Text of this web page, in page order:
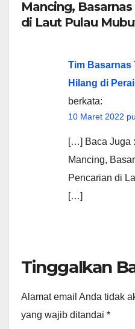
Mancing,
di Laut Pulau
Tim Basarnas
Hilang di
berkata:
10 Maret 2022
[…] Baca Juga
Mancing,
Pencarian di
[…]
Tinggalkan
Alamat email Anda tidak
yang wajib ditandai *